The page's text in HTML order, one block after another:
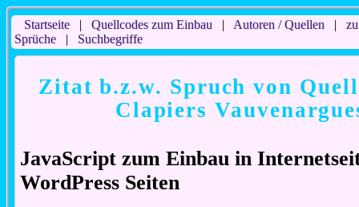
Startseite| Quellcodes zum Einbau | Autoren / Quellen |
Sprüche| Suchbegriffe
Zitat b.z.w. Spruch von
Clapiers
JavaScript zum Einbau in
WordPress Seiten